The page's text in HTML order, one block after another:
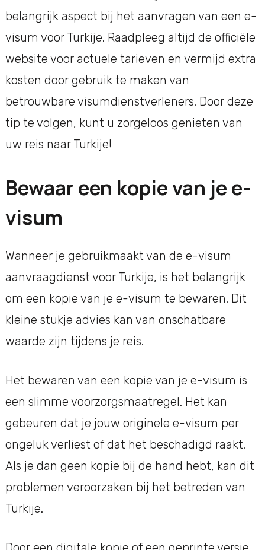
belangrijk aspect bij het aanvragen van een e-
visum voor Turkije. Raadpleeg altijd de officiële
website voor actuele tarieven en vermijd extra
kosten door gebruik te maken van
betrouwbare visumdienstverleners. Door deze
tip te volgen, kunt u zorgeloos genieten van
uw reis naar Turkije!
Bewaar een kopie van je e-
visum
Wanneer je gebruikmaakt van de e-visum
aanvraagdienst voor Turkije, is het belangrijk
om een kopie van je e-visum te bewaren. Dit
kleine stukje advies kan van onschatbare
waarde zijn tijdens je reis.
Het bewaren van een kopie van je e-visum is
een slimme voorzorgsmaatregel. Het kan
gebeuren dat je jouw originele e-visum per
ongeluk verliest of dat het beschadigd raakt.
Als je dan geen kopie bij de hand hebt, kan dit
problemen veroorzaken bij het betreden van
Turkije.